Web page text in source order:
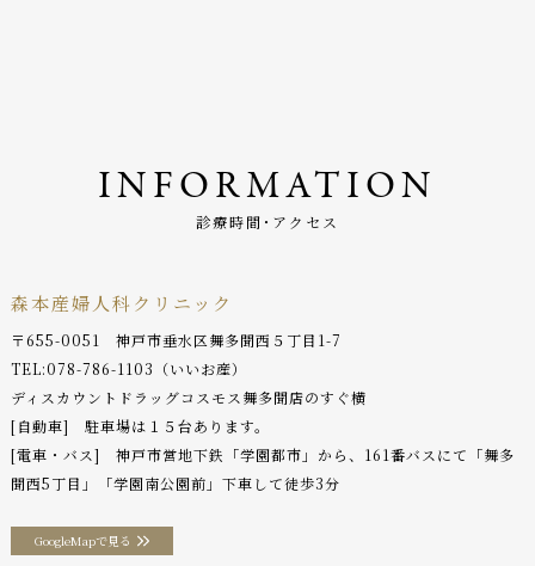
INFORMATION
診療時間･アクセス
森本産婦人科クリニック
〒655-0051 神戸市垂水区舞多聞西５丁目1-7
TEL:078-786-1103 （いいお産）
ディスカウントドラッグコスモス舞多聞店のすぐ横
[自動車] 駐車場は１５台あります。
[電車・バス] 神戸市営地下鉄「学園都市」から、161番バスにて「舞多
聞西5丁目」「学園南公園前」下車して徒歩3分
GoogleMapで見る